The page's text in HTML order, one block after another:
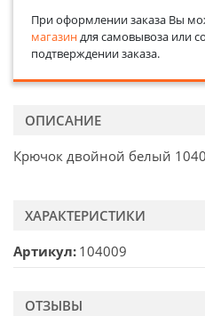
При оформлении заказа Вы
магазиндля самовывоза или
подтверждении заказа.
ОПИСАНИЕ
Крючок двойной белый
ХАРАКТЕРИСТИКИ
Артикул 104009
ОТЗЫВЫ